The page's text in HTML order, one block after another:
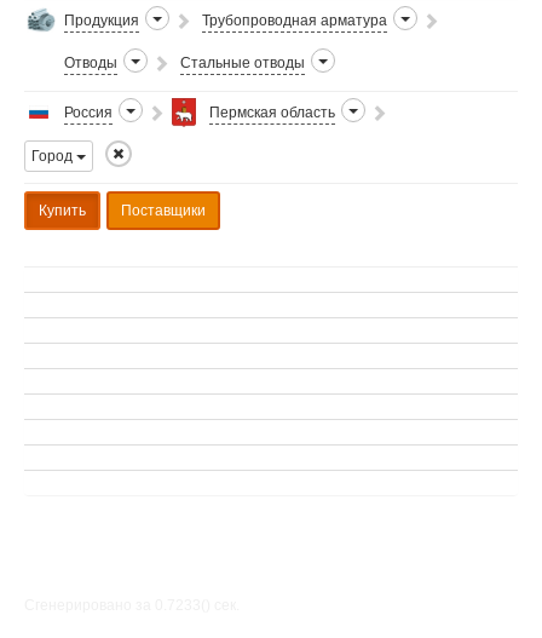
Продукция Трубопроводная арматура
Отводы Стальные отводы
Россия Пермская область
Город
Купить Поставщики